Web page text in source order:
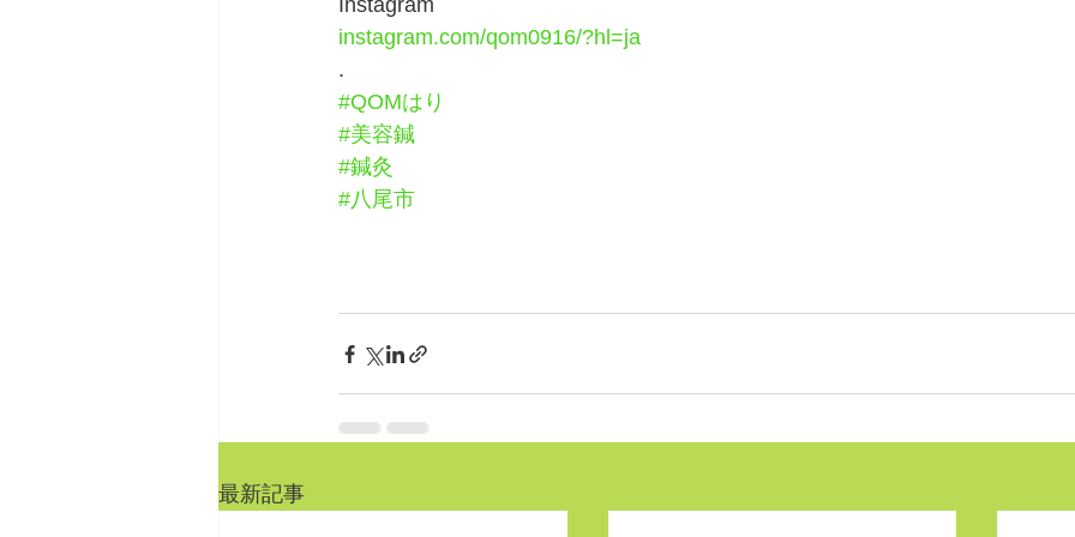
Instagram
instagram.com/qom0916/?hl=ja
.
#QOMはり
#美容鍼
#鍼灸
#八尾市
最新記事